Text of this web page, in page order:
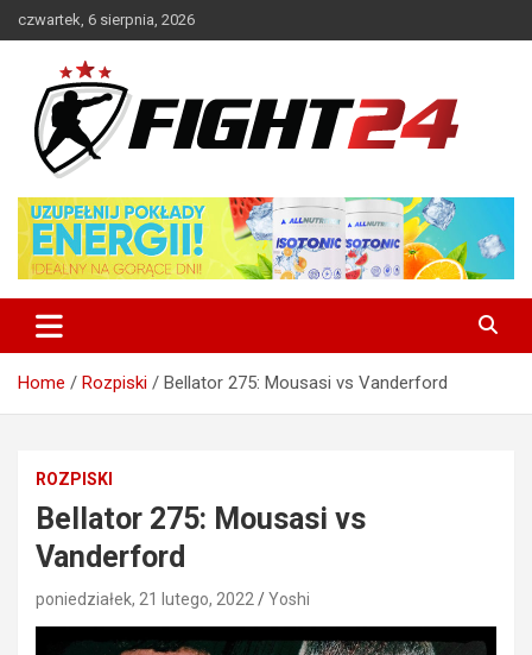
to
czwartek, 6 sierpnia, 2026
FIGHT24.PL – MMA i K-1, UFC
Home Rozpiski Bellator 275: Mousasi vs Vanderford
ROZPISKI
Bellator 275: Mousasi vs
Vanderford
poniedziałek, 21 lutego, 2022 Yoshi